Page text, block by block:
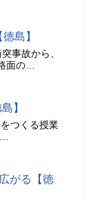
島】
事故から、
面の…
】
つくる授業
がる【徳